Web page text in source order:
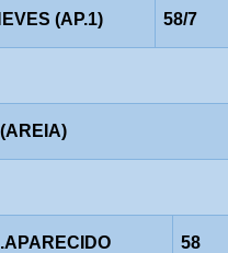
(AP.1) 58/7
58